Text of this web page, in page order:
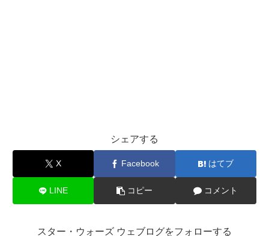
シェアする
X Facebook はてブ
LINE コピー コメント
スター・ウォーズ ウェブログをフォローする